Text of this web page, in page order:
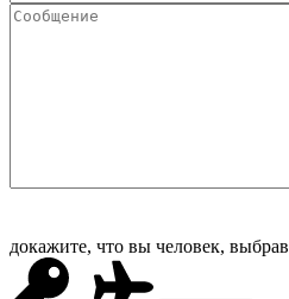
докажите, что вы человек, выбрав